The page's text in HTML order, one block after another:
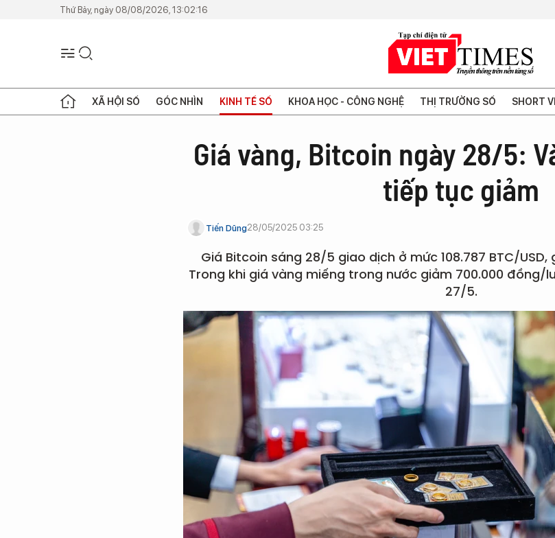
Thứ Bảy, ngày 08/08/2026, 13:02:16
XÃ HỘI SỐ GÓC NHÌN KINH TẾ SỐ KHOA HỌC - CÔNG NGHỆ THỊ TRƯỜNG SỐ SHORT
Giá vàng, Bitcoin ngày 28/5:
tiếp tục giảm
Tiến Dũng28/05/2025 03:25
Giá Bitcoin sáng 28/5 giao dịch ở mức 108.787 BTC/USD,
Trong khi giá vàng miếng trong nước giảm 700.000 đồng/
27/5.